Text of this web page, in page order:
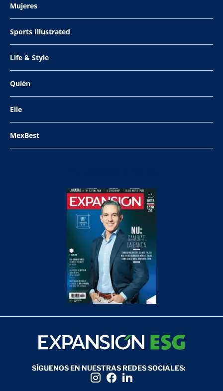
Mujeres
Sports Illustrated
Life & Style
Quién
Elle
MexBest
SÍGUENOS EN NUESTRAS REDES SOCIALES: